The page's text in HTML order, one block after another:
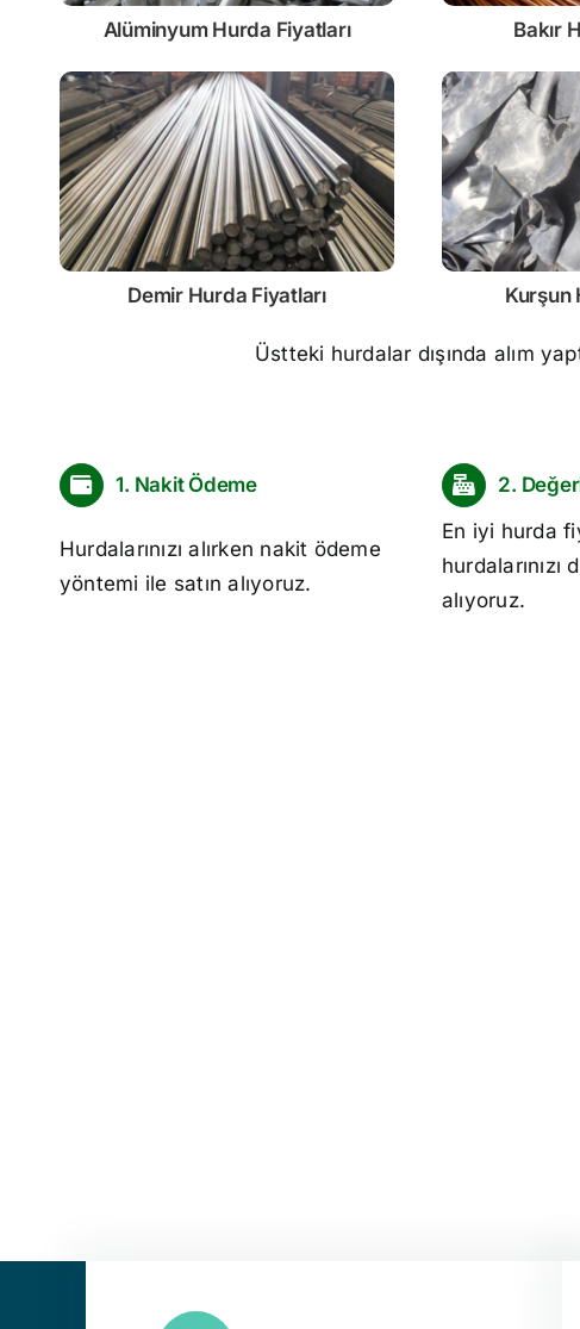
Alüminyum Hurda Fiyatları Bakır
Demir Hurda Fiyatları Kurşun
Üstteki hurdalar dışında alım
1. Nakit Ödeme
Hurdalarınızı alırken nakit ödeme
yöntemi ile satın alıyoruz.
2.
En iyi hurda
hurdalarınızı
alıyoruz.